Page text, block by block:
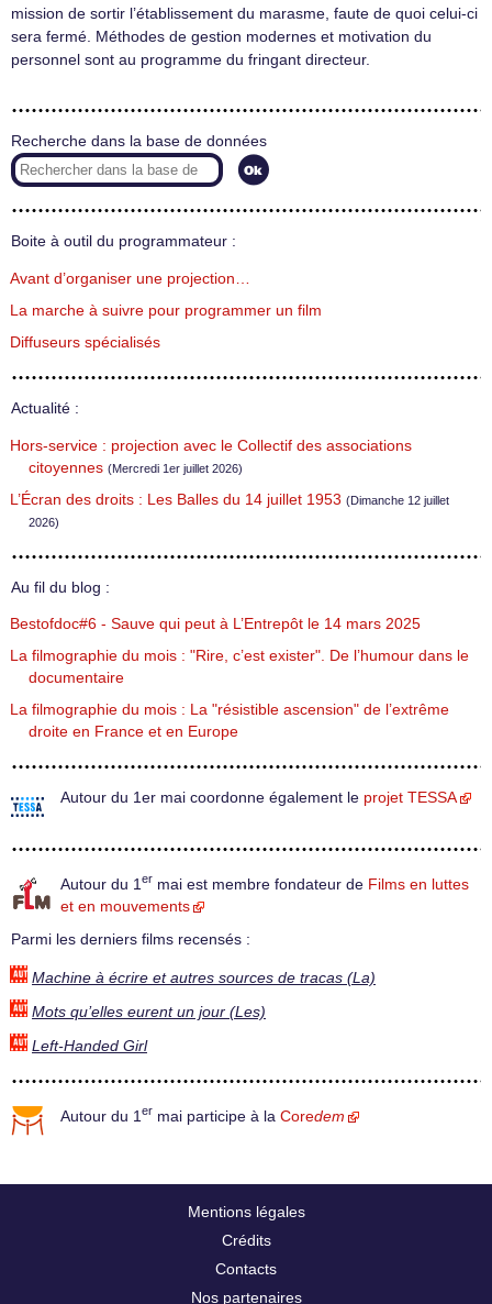
mission de sortir l’établissement du marasme, faute de quoi celui-ci
sera fermé. Méthodes de gestion modernes et motivation du
personnel sont au programme du fringant directeur.
Recherche dans la base de données
Boite à outil du programmateur :
Avant d’organiser une projection…
La marche à suivre pour programmer un film
Diffuseurs spécialisés
Actualité :
Hors-service : projection avec le Collectif des associations
citoyennes (Mercredi 1er juillet 2026)
L’Écran des droits : Les Balles du 14 juillet 1953 (Dimanche 12 juillet
2026)
Au fil du blog :
Bestofdoc#6 - Sauve qui peut à L’Entrepôt le 14 mars 2025
La filmographie du mois : "Rire, c’est exister". De l’humour dans le
documentaire
La filmographie du mois : La "résistible ascension" de l’extrême
droite en France et en Europe
Autour du 1er mai coordonne également le projet TESSA
Autour du 1 er mai est membre fondateur de Films en luttes
et en mouvements
Parmi les derniers films recensés :
Machine à écrire et autres sources de tracas (La)
Mots qu’elles eurent un jour (Les)
Left-Handed Girl
Autour du 1 er mai participe à la Coredem
Mentions légales
Crédits
Contacts
Nos partenaires